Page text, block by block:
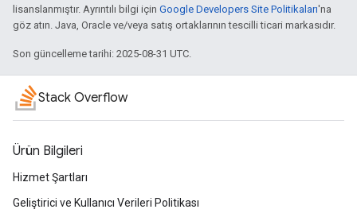
lisanslanmıştır. Ayrıntılı bilgi için Google Developers Site Politikaları'na
göz atın. Java, Oracle ve/veya satış ortaklarının tescilli ticari markasıdır.
Son güncelleme tarihi: 2025-08-31 UTC.
Stack Overflow
Ürün Bilgileri
Hizmet Şartları
Geliştirici ve Kullanıcı Verileri Politikası